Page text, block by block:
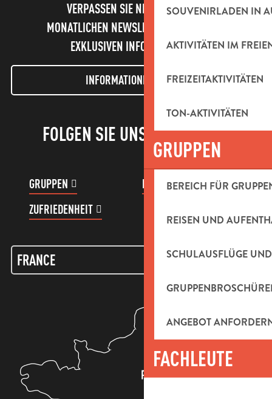
SOUVENIRLADEN IN
AKTIVITÄTEN IM
FREIZEITAKTIVITÄTEN
TON-AKTIVITÄTEN
GRUPPEN
BEREICH FÜR
REISEN UND
SCHULAUSFLÜGE
ANGEBOT
FACHLEUTE
VERPASSEN SIE NICHT UNSEREN
MONATLICHEN NEWSLETTER UND UNSERE
EXKLUSIVEN INFORMATIONEN!
INFORMATIONEN LETTER
FOLGEN SIE UNS!
GRUPPEN
KUNDENKONTO
ZUFRIEDENHEIT